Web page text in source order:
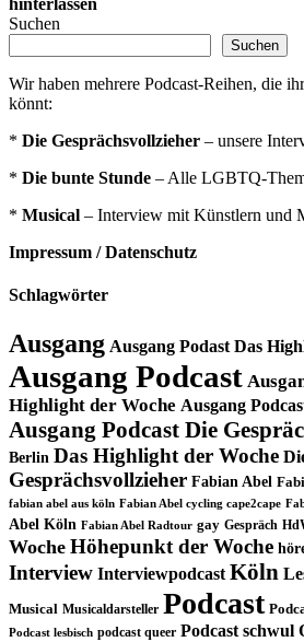
Suchen
Suchen
Wir haben mehrere Podcast-Reihen, die
könnt:
* Die Gesprächsvollzieher – unsere
* Die bunte Stunde – Alle LGBTQ-
* Musical – Interview mit Künstlern und
Impressum / Datenschutz
Schlagwörter
Ausgang Ausgang Podast Das
Ausgang Podcast
Highlight der Woche Ausgang
Ausgang Podcast Die
Berlin Das Highlight der Woche
Gesprächsvollzieher Fabian Abel
fabian abel aus köln Fabian Abel cycling cape2cape
Abel Köln Fabian Abel Radtour gay Gespräch
Woche Höhepunkt der Woche
Interview Interviewpodcast Köln
Musical Musicaldarsteller Podcast
Podcast lesbisch podcast queer Podcast schwul